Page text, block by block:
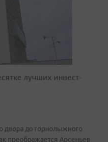
лучших инвест-
двора до горнолыжного
преображается Арсеньев